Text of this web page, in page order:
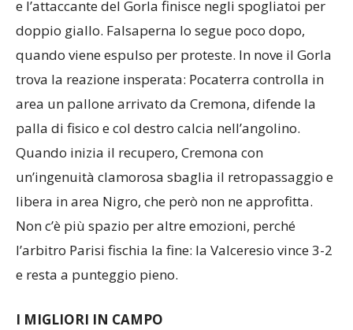
e l’attaccante del Gorla finisce negli spogliatoi per
doppio giallo. Falsaperna lo segue poco dopo,
quando viene espulso per proteste. In nove il Gorla
trova la reazione insperata: Pocaterra controlla in
area un pallone arrivato da Cremona, difende la
palla di fisico e col destro calcia nell’angolino.
Quando inizia il recupero, Cremona con
un’ingenuità clamorosa sbaglia il retropassaggio e
libera in area Nigro, che però non ne approfitta.
Non c’è più spazio per altre emozioni, perché
l’arbitro Parisi fischia la fine: la Valceresio vince 3-2
e resta a punteggio pieno.
I MIGLIORI IN CAMPO